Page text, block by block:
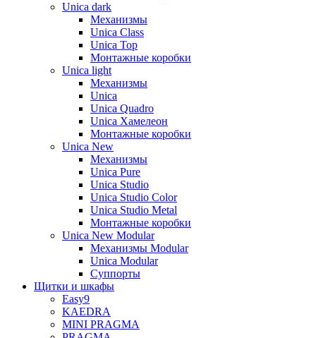
Unica dark
Механизмы
Unica Class
Unica Top
Монтажные коробки
Unica light
Механизмы
Unica
Unica Quadro
Unica Хамелеон
Монтажные коробки
Unica New
Механизмы
Unica Pure
Unica Studio
Unica Studio Color
Unica Studio Metal
Монтажные коробки
Unica New Modular
Механизмы Modular
Unica Modular
Суппорты
Щитки и шкафы
Easy9
KAEDRA
MINI PRAGMA